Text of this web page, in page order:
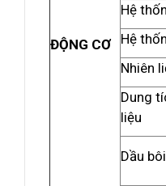
ĐỘNG CƠ
Hệ
Hệ
Nhiên
Dung
liệu
Dầu